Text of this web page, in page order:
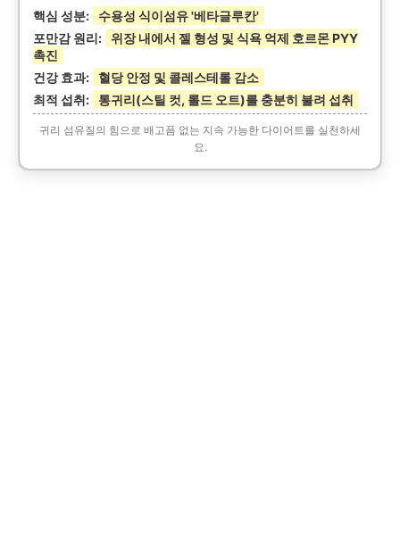
핵심 성분:
수용성 식이섬유 '베타글루칸'
포만감 원리:
위장 내에서 젤 형성 및 식욕 억제 호르몬 PYY
촉진
건강 효과:
혈당 안정 및 콜레스테롤 감소
최적 섭취:
통귀리(스틸 컷, 롤드 오트)를 충분히 불려 섭취
귀리 섬유질의 힘으로 배고픔 없는 지속 가능한 다이어트를 실천하세
요.